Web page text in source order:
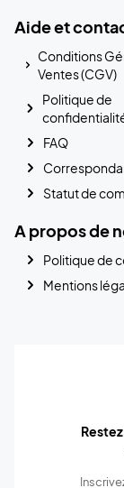
Aide et
Conditions
Ventes (CGV)
Politique de
FAQ
Statut de
A propos de
Politique de
Mentions